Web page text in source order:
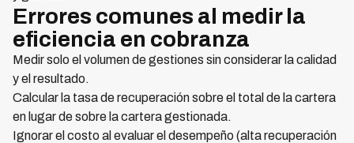
Errores comunes al medir la
eficiencia en cobranza
Medir solo el volumen de gestiones sin considerar la calidad
y el resultado.
Calcular la tasa de recuperación sobre el total de la cartera
en lugar de sobre la cartera gestionada.
Ignorar el costo al evaluar el desempeño (alta recuperación